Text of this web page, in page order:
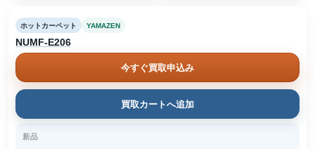
ホットカーペット YAMAZEN
NUMF-E206
今すぐ買取申込み
買取カートへ追加
新品